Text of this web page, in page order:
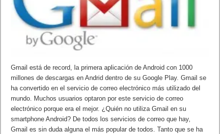
Gmail está de record, la primera aplicación de Android con 1000
millones de descargas en Andrid dentro de su Google Play. Gmail se
ha convertido en el servicio de correo electrónico más utilizado del
mundo. Muchos usuarios optaron por este servicio de correo
electrónico porque era el mejor. ¿Quién no utiliza Gmail en su
smartphone Android? De todos los servicios de correo que hay,
Gmail es sin duda alguna el más popular de todos. Tanto que se ha